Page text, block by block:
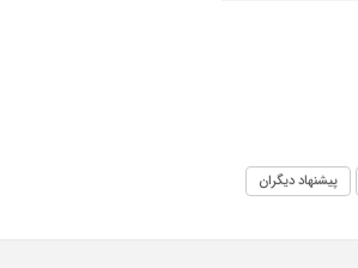
پیشنهاد دیگران